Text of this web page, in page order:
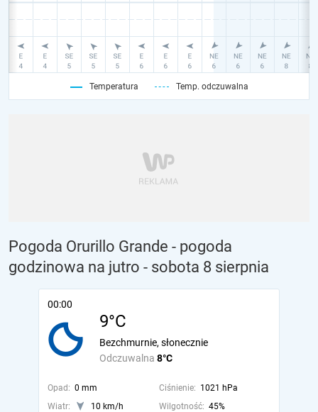
Temperatura Temp. odczuwalna
Pogoda Orurillo Grande - pogoda
godzinowa na jutro - sobota 8 sierpnia
00:00
9°C
Odczuwalna 8°C
Bezchmurnie, słonecznie
Opad: 0 mm Ciśnienie: 1021 hPa
Wiatr:
10 km/h Wilgotność: 45%